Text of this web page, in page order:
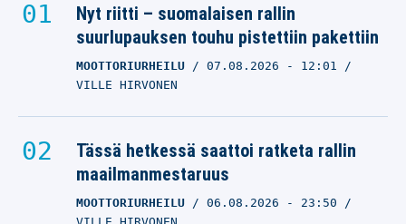
Nyt riitti – suomalaisen rallin
suurlupauksen touhu pistettiin pakettiin
MOOTTORIURHEILU 07.08.2026 - 12:01
VILLE HIRVONEN
Tässä hetkessä saattoi ratketa rallin
maailmanmestaruus
MOOTTORIURHEILU 06.08.2026 - 23:50